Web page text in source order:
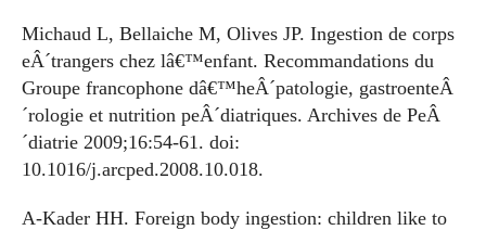
Michaud L, Bellaiche M, Olives JP. Ingestion de corps
eÂ´trangers chez lâ€™enfant. Recommandations du
Groupe francophone dâ€™heÂ´patologie, gastroenteÂ
´rologie et nutrition peÂ´diatriques. Archives de PeÂ
´diatrie 2009;16:54-61. doi:
10.1016/j.arcped.2008.10.018.
A-Kader HH. Foreign body ingestion: children like to